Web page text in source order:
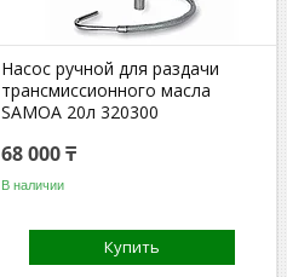
Насос ручной для раздачи
трансмиссионного масла
SAMOA 20л 320300
68 000 ₸
В наличии
Купить